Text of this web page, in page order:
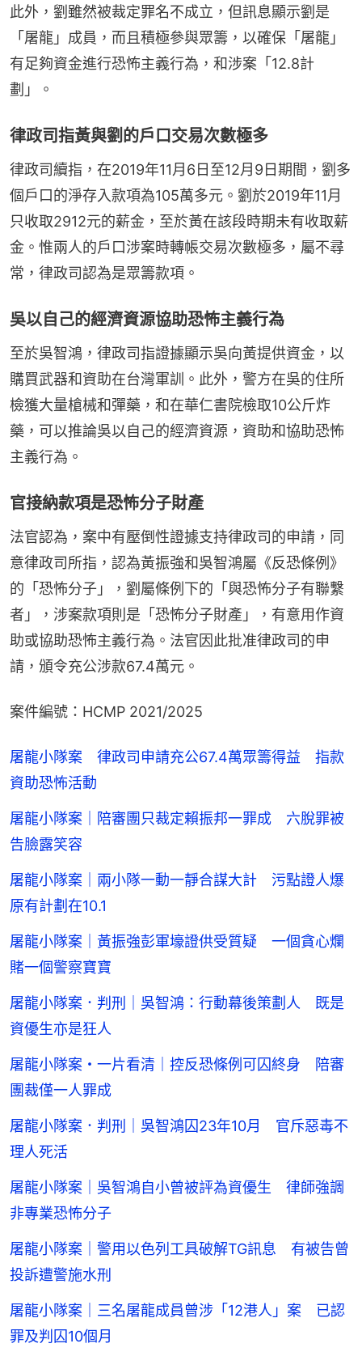
此外，劉雖然被裁定罪名不成立，但訊息顯示劉是
「屠龍」成員，而且積極參與眾籌，以確保「屠龍」
有足夠資金進行恐怖主義行為，和涉案「12.8計
劃」。
律政司指黃與劉的戶口交易次數極多
律政司續指，在2019年11月6日至12月9日期間，劉多
個戶口的淨存入款項為105萬多元。劉於2019年11月
只收取2912元的薪金，至於黃在該段時期未有收取薪
金。惟兩人的戶口涉案時轉帳交易次數極多，屬不尋
常，律政司認為是眾籌款項。
吳以自己的經濟資源協助恐怖主義行為
至於吳智鴻，律政司指證據顯示吳向黃提供資金，以
購買武器和資助在台灣軍訓。此外，警方在吳的住所
檢獲大量槍械和彈藥，和在華仁書院檢取10公斤炸
藥，可以推論吳以自己的經濟資源，資助和協助恐怖
主義行為。
官接納款項是恐怖分子財產
法官認為，案中有壓倒性證據支持律政司的申請，同
意律政司所指，認為黃振強和吳智鴻屬《反恐條例》
的「恐怖分子」，劉屬條例下的「與恐怖分子有聯繫
者」，涉案款項則是「恐怖分子財產」，有意用作資
助或協助恐怖主義行為。法官因此批准律政司的申
請，頒令充公涉款67.4萬元。
案件編號：HCMP 2021/2025
屠龍小隊案 律政司申請充公67.4萬眾籌得益 指款
資助恐怖活動
屠龍小隊案｜陪審團只裁定賴振邦一罪成 六脫罪被
告臉露笑容
屠龍小隊案｜兩小隊一動一靜合謀大計 污點證人爆
原有計劃在10.1
屠龍小隊案｜黃振強彭軍壕證供受質疑 一個貪心爛
賭一個警察寶寶
屠龍小隊案．判刑｜吳智鴻：行動幕後策劃人 既是
資優生亦是狂人
屠龍小隊案・一片看清｜控反恐條例可囚終身 陪審
團裁僅一人罪成
屠龍小隊案．判刑｜吳智鴻囚23年10月 官斥惡毒不
理人死活
屠龍小隊案｜吳智鴻自小曾被評為資優生 律師強調
非專業恐怖分子
屠龍小隊案｜警用以色列工具破解TG訊息 有被告曾
投訴遭警施水刑
屠龍小隊案｜三名屠龍成員曾涉「12港人」案 已認
罪及判囚10個月